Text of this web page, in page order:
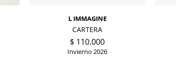
L IMMAGINE
CARTERA
$ 110.000
Invierno 2026